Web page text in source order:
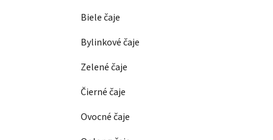
Biele čaje
Bylinkové čaje
Zelené čaje
Čierné čaje
Ovocné čaje